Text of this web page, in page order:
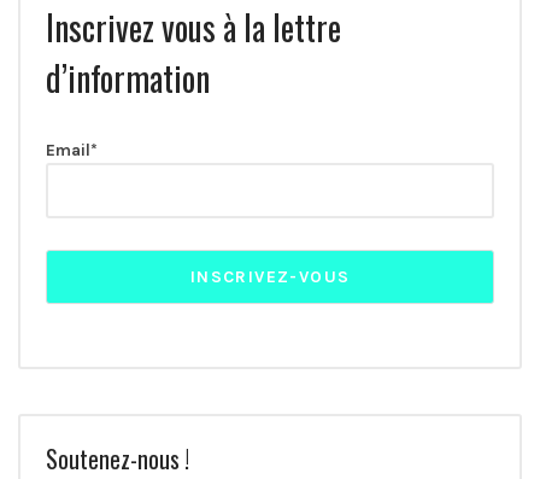
Inscrivez vous à la lettre
d’information
Email*
Soutenez-nous !